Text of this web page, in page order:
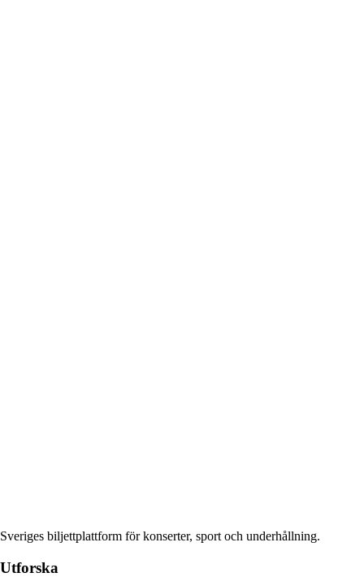
Sveriges biljettplattform för konserter, sport och underhållning.
Utforska